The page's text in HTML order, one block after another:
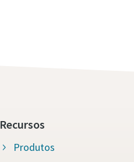
Recursos
Produtos